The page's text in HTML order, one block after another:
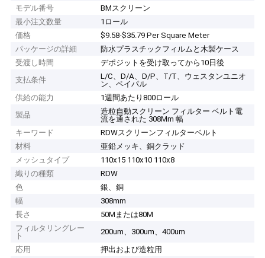
モデル番号
BMスクリーン
最小注文数量
1ロール
価格
$9.58-$35.79 Per Square Meter
パッケージの詳細
防水プラスチックフィルムと木製ケース
受渡し時間
デポジットを受け取ってから10日後
支払条件
L/C、D/A、D/P、T/T、ウェスタンユニオ
ン、ペイパル
供給の能力
1週間あたり800ロール
製品
造粒自動スクリーン フィルター ベルト電
流を通された 308Mm 幅
キーワード
RDWスクリーンフィルターベルト
材料
亜鉛メッキ、銅クラッド
メッシュタイプ
110x15 110x10 110x8
織りの種類
RDW
色
銀、銅
幅
308mm
長さ
50Mまたは80M
フィルタリングレー
ト
200um、300um、400um
応用
押出および造粒用